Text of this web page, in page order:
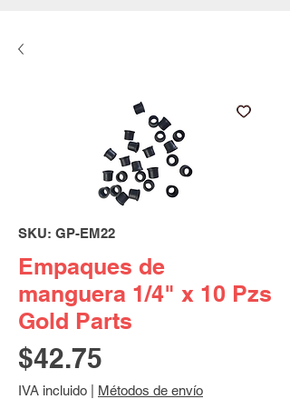
SKU: GP-EM22
Empaques de
manguera 1/4" x 10 Pzs
Gold Parts
$42.75
IVA incluido Métodos de envío